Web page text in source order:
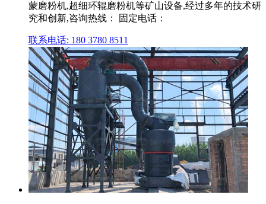
蒙磨粉机,超细环辊磨粉机等矿山设备,经过多年的技术研
究和创新,咨询热线： 固定电话：
联系电话: 180 3780 8511